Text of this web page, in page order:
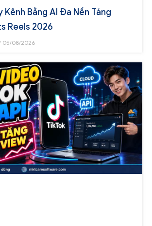
Kênh Bằng AI Đa Nền Tảng
Reels 2026
05/08/2026